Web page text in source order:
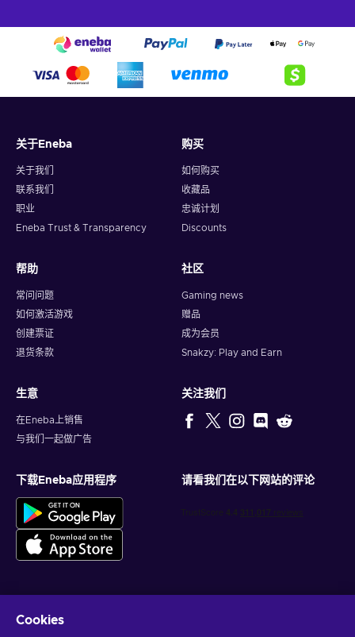
关于Eneba
关于我们
联系我们
职业
Eneba Trust & Transparency
购买
如何购买
收藏品
忠诚计划
Discounts
帮助
常问问题
如何激活游戏
创建票证
退货条款
社区
Gaming news
赠品
成为会员
Snakzy: Play and Earn
生意
在Eneba上销售
与我们一起做广告
关注我们
下载Eneba应用程序 请看我们在以下网站的评论
获得个性化的游戏优惠
Cookies